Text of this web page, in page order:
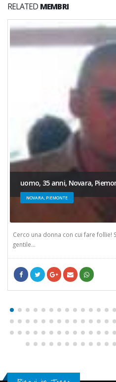
RELATED MEMBRI
uomo, 35 anni, Novara,
NOVARA, PIEMONTE
Cerco una donna con cui fare follie!
gentile...
FacebookcinguettioGoogle +
/crea-un-